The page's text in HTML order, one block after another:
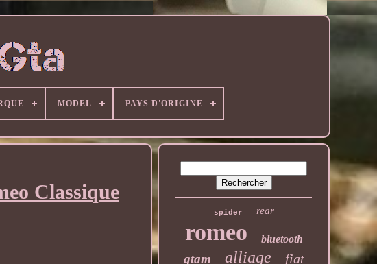
MODEL PAYS D'ORIGINE
Classique
spider rear
romeo bluetooth
gtam alliage fiat